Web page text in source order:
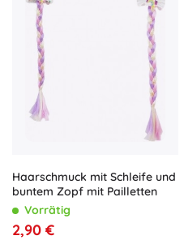
Haarschmuck mit Schleife und
buntem Zopf mit Pailletten
Vorrätig
2,90 €